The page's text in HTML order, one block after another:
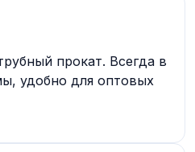
прокат. Всегда в
удобно для оптовых